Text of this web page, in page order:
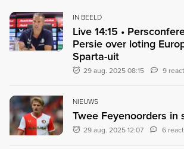
IN BEELD
Live 14:15 •
Persie over loting
Sparta-uit
29 aug. 2025 08:15 9
NIEUWS
Twee Feyenoorders in
29 aug. 2025 12:07 6